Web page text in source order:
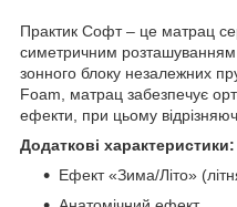
Практик Софт – це матрац
симетричним розташуванням
зонного блоку незалежних
Foam, матрац забезпечує
ефекти, при цьому
Додаткові характеристики:
Ефект «Зима/Літо»